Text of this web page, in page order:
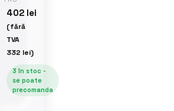
402 lei
(fără
TVA
332 lei)
3 în stoc -
se poate
precomanda